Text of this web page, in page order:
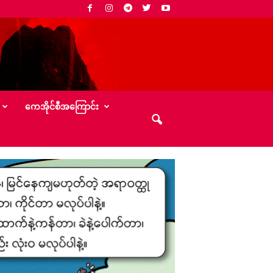
‌ကေအိုင်စီအ‌ကြောင်း